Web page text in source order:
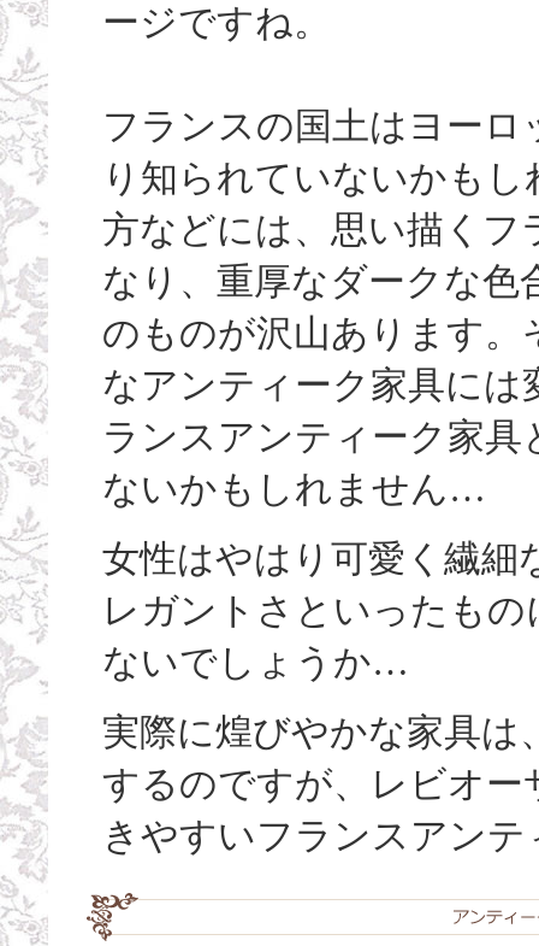
ージですね。
フランスの国土はヨー
り知られていないかも
方などには、思い描く
なり、重厚なダークな色
のものが沢山あります
なアンティーク家具に
ランスアンティーク家
ないかもしれません…
女性はやはり可愛く繊細
レガントさといったも
ないでしょうか…
実際に煌びやかな家具
するのですが、レビオ
きやすいフランスアン